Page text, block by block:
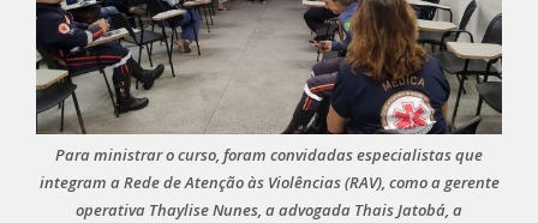
Para ministrar o curso, foram convidadas especialistas que
integram a Rede de Atenção às Violências (RAV), como a gerente
operativa Thaylise Nunes, a advogada Thais Jatobá, a